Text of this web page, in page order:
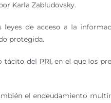
Karla Zabludovsky.
de acceso a la
protegida.
del PRI, en el que los
el endeudamiento